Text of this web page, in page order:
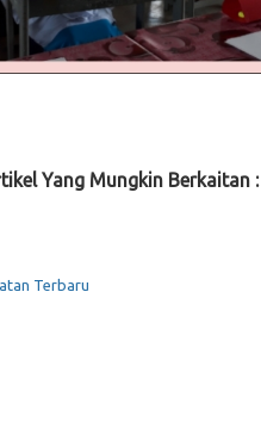
Yang Mungkin Berkaitan :
Terbaru